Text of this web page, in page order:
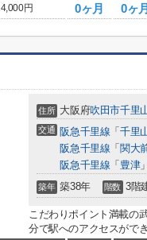
4,000円 0ヶ月 0ヶ月
住所 大阪府吹田市千里
交通 阪急千里線 「 千里
阪急千里線 「 関大
阪急千里線 「 豊津
築年 築38年 階数 3階
こだわりポイント満載の
分で駅へのアクセスがで